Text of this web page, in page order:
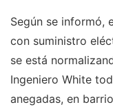
Según se informó,
con suministro
se está
Ingeniero White
anegadas, en